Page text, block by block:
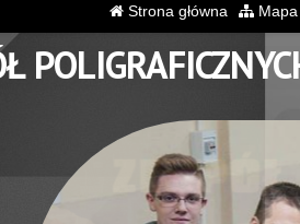
Strona główna